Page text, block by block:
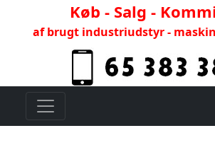
Køb - Salg -
af brugt industriudstyr -